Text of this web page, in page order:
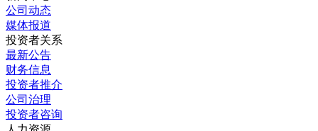
公司动态
媒体报道
投资者关系
最新公告
财务信息
投资者推介
公司治理
投资者咨询